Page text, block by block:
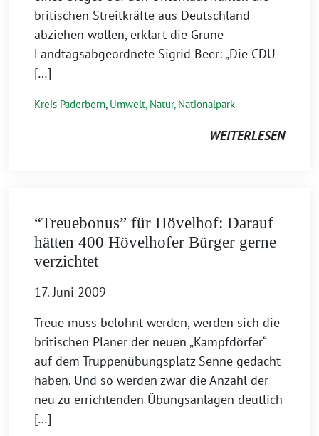
britischen Streitkräfte aus Deutschland
abziehen wollen, erklärt die Grüne
Landtagsabgeordnete Sigrid Beer: „Die CDU
[…]
Kreis Paderborn, Umwelt, Natur, Nationalpark
WEITERLESEN
“Treuebonus” für Hövelhof: Darauf
hätten 400 Hövelhofer Bürger gerne
verzichtet
17. Juni 2009
Treue muss belohnt werden, werden sich die
britischen Planer der neuen „Kampfdörfer“
auf dem Truppenübungsplatz Senne gedacht
haben. Und so werden zwar die Anzahl der
neu zu errichtenden Übungsanlagen deutlich
[…]